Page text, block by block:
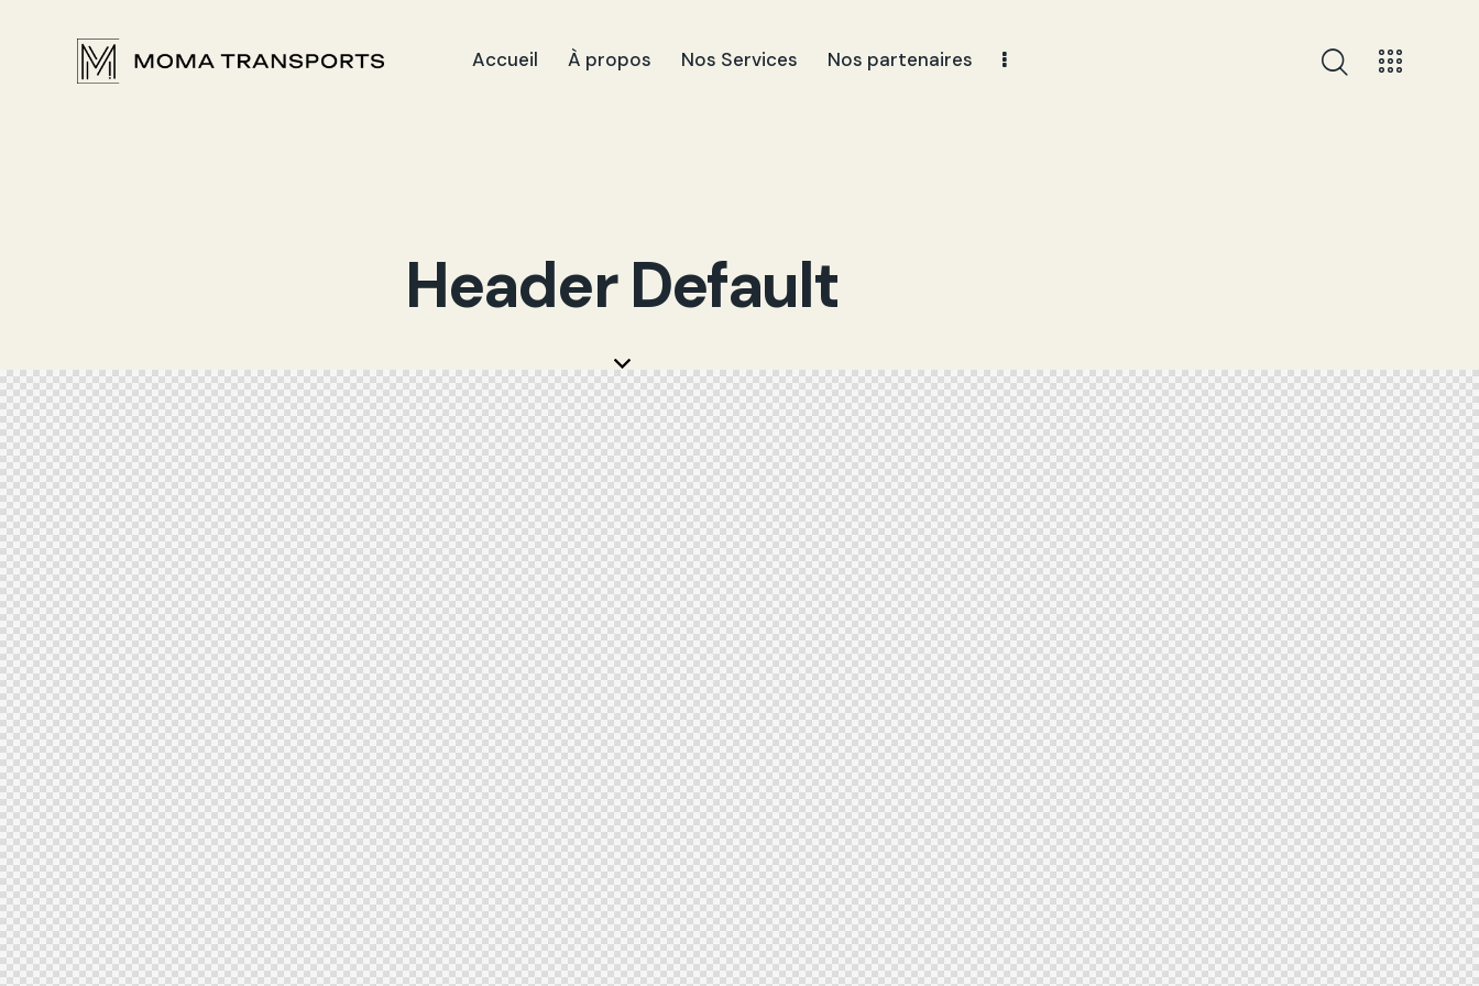
Accueil À propos Nos Services Nos partenaires
Header Default